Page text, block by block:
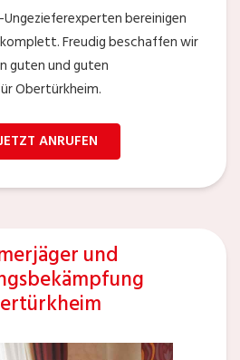
bereinigen
Freudig beschaffen wir
guten und guten
Obertürkheim.
ANRUFEN
und